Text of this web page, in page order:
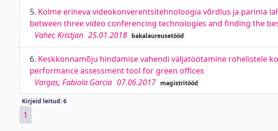
5. Kolme erineva videokonverentsitehnoloogia võrdlus ja parima
between three video conferencing technologies and finding the
Vaher, Kristjan 25.01.2018 bakalaureusetööd
6. Keskkonnamõju hindamise vahendi väljatöötamine rohelistele
performance assessment tool for green offices
Vargas, Fabiola Garcia 07.06.2017 magistritööd
Kirjeid leitud: 6
1